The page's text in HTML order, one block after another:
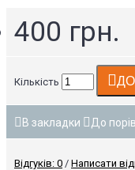
400 грн.
Кількість
В закладки До
Відгуків: 0 / Написати